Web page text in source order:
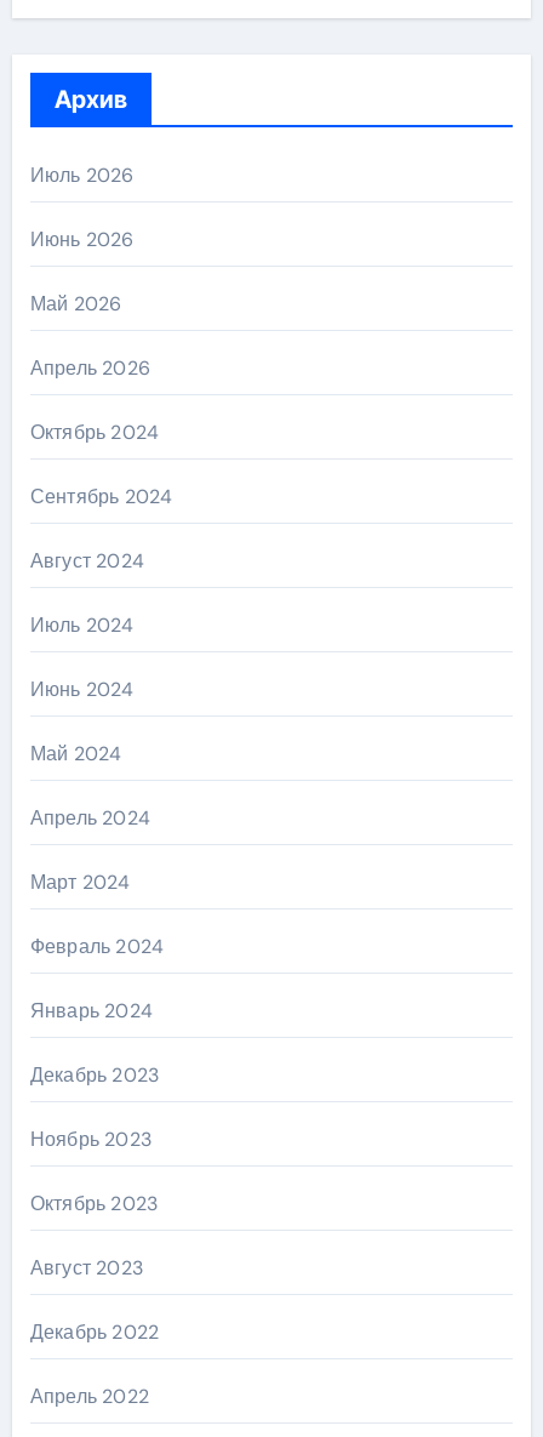
Архив
Июль 2026
Июнь 2026
Май 2026
Апрель 2026
Октябрь 2024
Сентябрь 2024
Август 2024
Июль 2024
Июнь 2024
Май 2024
Апрель 2024
Март 2024
Февраль 2024
Январь 2024
Декабрь 2023
Ноябрь 2023
Октябрь 2023
Август 2023
Декабрь 2022
Апрель 2022